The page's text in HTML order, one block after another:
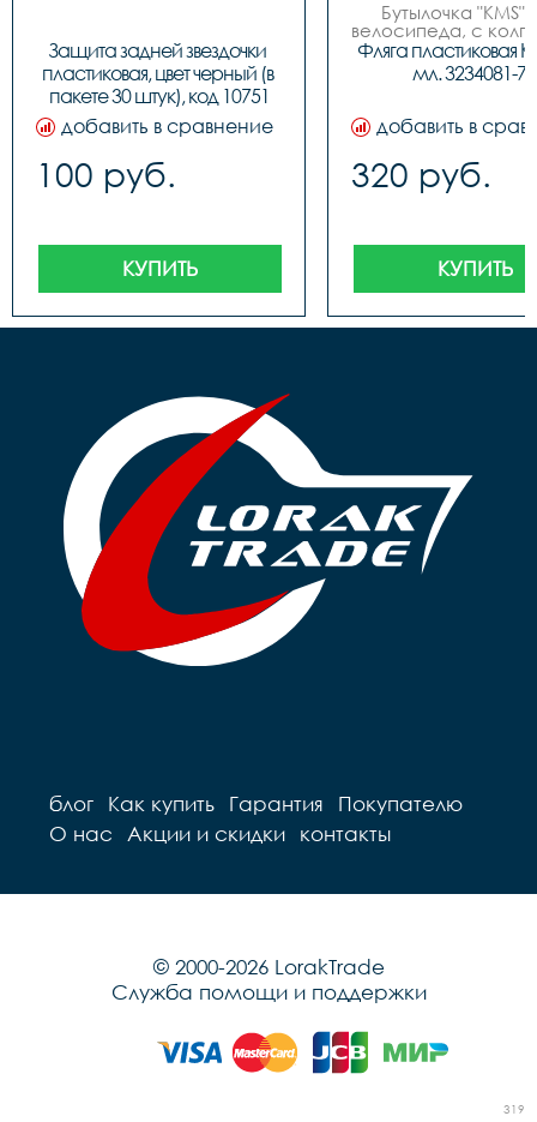
Защита задней звездочки
пластиковая, цвет черный (в
пакете 30 штук), код 10751
добавить в сравнение
100 руб.
КУПИТЬ
Бутылочка "KMS",
велосипеда, с
пластиковая,
цвета (бело/
красные, бело/
Фляга пластиковая
мл. 3234081-77
добавить в
320 руб.
КУПИТЬ
блог Как купить Гарантия
Покупателю
О нас
Акции и скидки контакты
© 2000-2026 LorakTrade
Служба помощи и поддержки
319